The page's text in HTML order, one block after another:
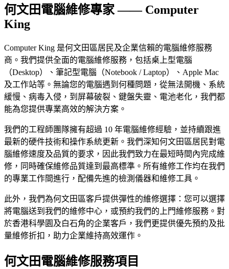
何文田電腦維修專家 —— Computer
King
Computer King 是何文田區居民及企業信賴的電腦維修服務
商。我們提供全面的電腦維修服務，包括桌上型電腦
（Desktop）、筆記型電腦（Notebook / Laptop）、Apple Mac
及工作站等。無論您的電腦遇到何種問題，從無法開機、系統
緩慢、病毒入侵，到屏幕破裂、鍵盤失靈、電池老化，我們都
能為您提供專業高效的解決方案。
我們的工程師團隊擁有超過 10 年電腦維修經驗，並持續跟進
最新的硬件技術和操作系統更新。我們深知何文田區居民對電
腦維修速度及品質的要求，因此我們致力在最短時間內完成維
修，同時確保維修品質達到最高標準。所有維修工作均在我們
的專業工作間進行，配備先進的檢測儀器和維修工具。
此外，我們為何文田區客戶提供彈性的維修選擇：您可以選擇
將電腦送到我們的維修中心，或預約我們的上門維修服務。對
於香港科學園及白石角的企業客戶，我們更提供優先預約及批
量維修折扣，助力企業維持高效運作。
何文田電腦維修服務項目